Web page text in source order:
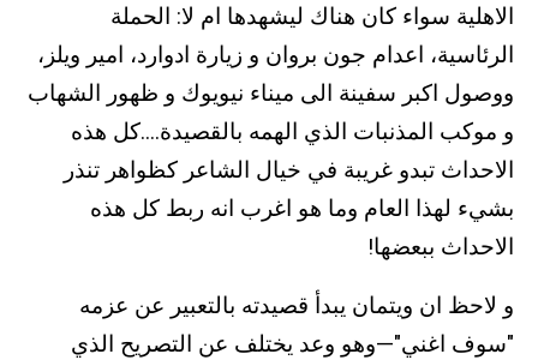
الاهلية سواء كان هناك ليشهدها ام لا: الحملة
الرئاسية، اعدام جون بروان و زيارة ادوارد، امير ويلز،
ووصول اكبر سفينة الى ميناء نيويوك و ظهور الشهاب
و موكب المذنبات الذي الهمه بالقصيدة....كل هذه
الاحداث تبدو غريبة في خيال الشاعر كظواهر تنذر
بشيء لهذا العام وما هو اغرب انه ربط كل هذه
الاحداث ببعضها!
و لاحظ ان ويتمان يبدأ قصيدته بالتعبير عن عزمه
"سوف اغني"—وهو وعد يختلف عن التصريح الذي